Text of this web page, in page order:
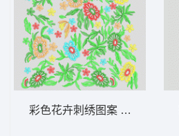
彩色花卉刺绣图案 靓花